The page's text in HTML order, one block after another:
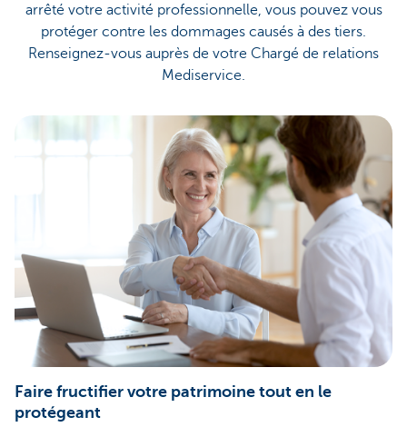
arrêté votre activité professionnelle, vous pouvez vous
protéger contre les dommages causés à des tiers.
Renseignez-vous auprès de votre Chargé de relations
Mediservice.
Faire fructifier votre patrimoine tout en le
protégeant